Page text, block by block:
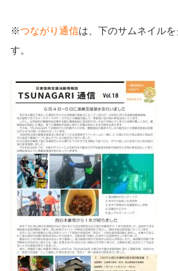
※つながり通信は、下のサムネイル
す。